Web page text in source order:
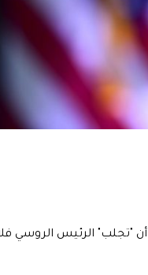
أن "تجلب" الرئيس الروسي